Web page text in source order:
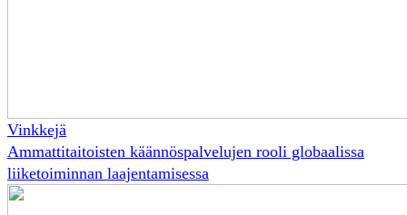
Vinkkejä
Ammattitaitoisten käännöspalvelujen rooli globaalissa
liiketoiminnan laajentamisessa